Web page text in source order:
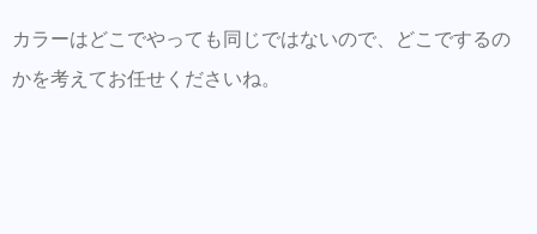
カラーはどこでやっても同じではないので、どこでするの
かを考えてお任せくださいね。